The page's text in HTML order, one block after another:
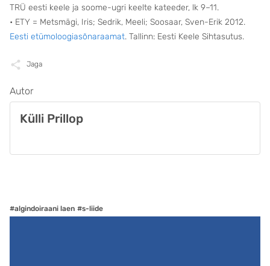
TRÜ eesti keele ja soome-ugri keelte kateeder, lk 9–11.
• ETY = Metsmägi, Iris; Sedrik, Meeli; Soosaar, Sven-Erik 2012.
Eesti etümoloogiasõnaraamat. Tallinn: Eesti Keele Sihtasutus.
Jaga
Autor
Külli Prillop
#algindoiraani laen #s-liide